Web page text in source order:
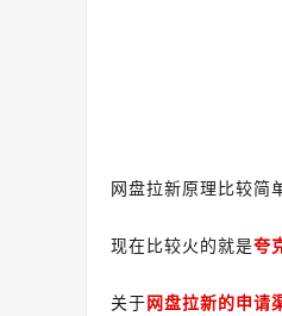
网盘拉新原理比较简
现在比较火的就是夸
关于网盘拉新的申请